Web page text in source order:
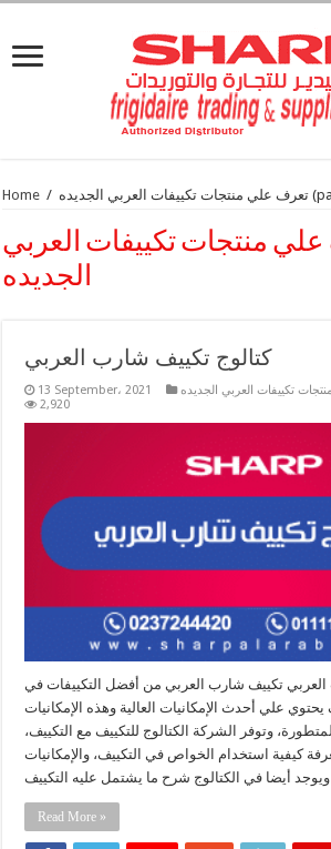
Home / تعرف علي منتجات تكييفات العربي الجديده
منتجات تكييفات العربي
الجديده
كتالوج تكييف شارب العربي
13 September، 2021 تكييفات العربي الجديده
2,920
تكييف شارب العربي من أفضل التكييفات في
يحتوي علي أحدث الإمكانيات العالية وهذه الإمكانيات
وتوفر الشركة الكتالوج للتكييف مع التكييف،
كيفية استخدام الخواص في التكييف، والإمكانيات
Read More »